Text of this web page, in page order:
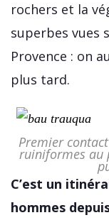
rochers et la
superbes vues
Provence : on
plus tard.
Premier
ruiniformes au
C’est un
hommes